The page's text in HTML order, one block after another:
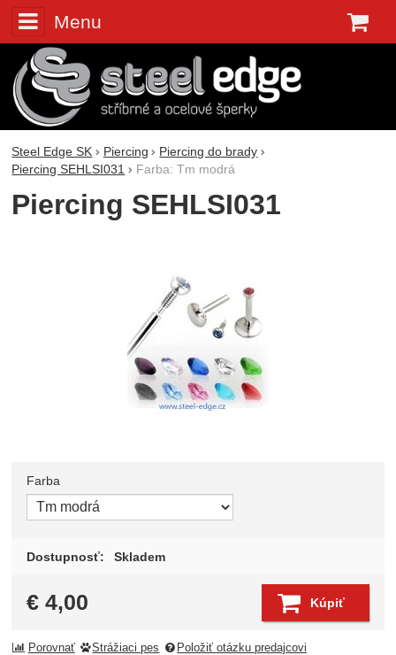
Menu
Steel Edge SK Piercing
Piercing do brady
Piercing SEHLSI031
Farba: Tm modrá
Piercing SEHLSI031
Zvoľte variant
Farba
Dostupnosť: Skladem
€ 4,00 Kúpiť
Porovnať Strážiaci pes Položiť otázku predajcovi